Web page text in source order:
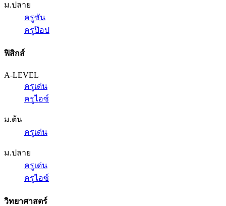
ม.ปลาย
ครูซัน
ครูป๊อป
ฟิสิกส์
A-LEVEL
ครูเด่น
ครูไอซ์
ม.ต้น
ครูเด่น
ม.ปลาย
ครูเด่น
ครูไอซ์
วิทยาศาสตร์